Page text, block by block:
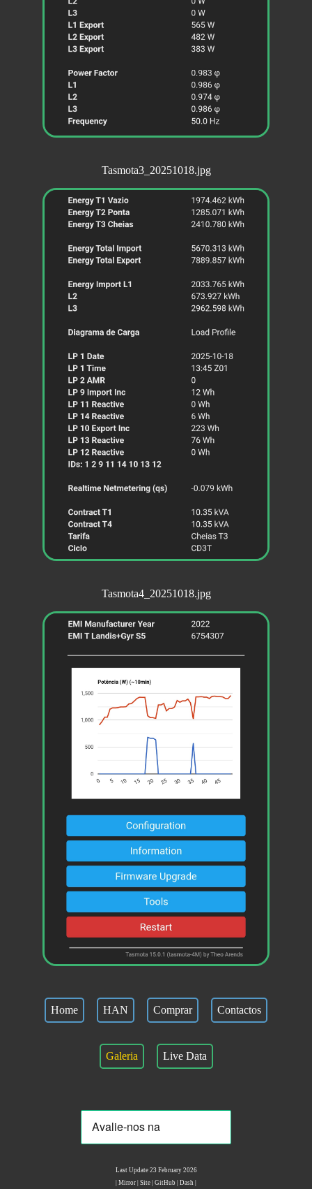
Tasmota3_20251018.jpg
Tasmota4_20251018.jpg
Home HAN Comprar Contactos
Galeria Live Data
Last Update 23 February 2026
Mirror Site GitHub Dash